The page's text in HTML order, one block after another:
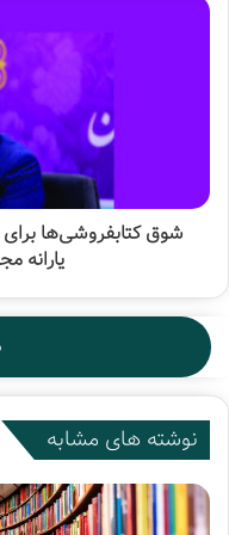
رمضانی در پایان با بیان
نمایشگاه رونمایی
درخصوص فضاسازی شهری
همچنین فضاسازی در
داشت. امیدوارم مردم از
فراهم می‌شود، استفاده
اردیبهشت‌ماه ۱۴۰۲ در مصلی امام خمینی‌ (ره) برگزار خواهد شد.
سی‌وچهارمین
شوق کتابفروشی‌ها
یارانه
نوشته های مشابه